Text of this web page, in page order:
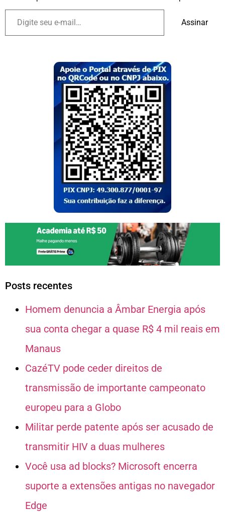
Assinar
Posts recentes
Homem denuncia a Âmbar Energia após
sua conta chegar a quase R$ 4 mil reais em
Manaus
CazéTV pode ceder direitos de
transmissão de importante campeonato
europeu para a Globo
Militar perde patente após ser acusado de
transmitir HIV a duas mulheres
Você usa ad blocks? Microsoft encerra
suporte a extensões antigas no navegador
Edge